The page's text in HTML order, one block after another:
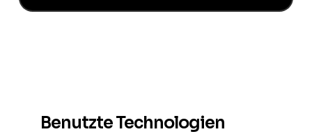
Benutzte Technologien